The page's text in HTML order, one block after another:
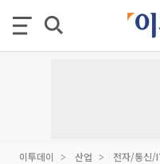
이투데이 산업 전자/통신/